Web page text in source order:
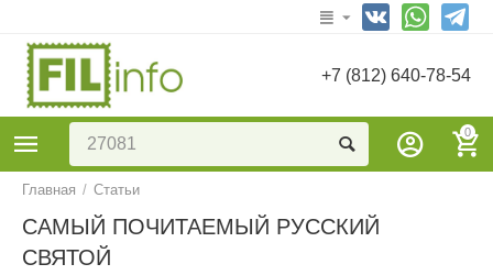
+7 (812) 640-78-54
0
Главная / Статьи
САМЫЙ ПОЧИТАЕМЫЙ РУССКИЙ
СВЯТОЙ